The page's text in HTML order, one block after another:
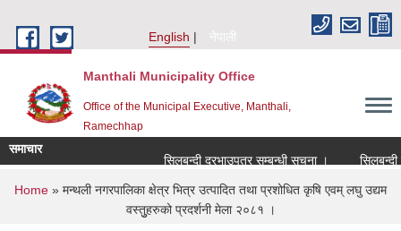
English
नेपाली
Manthali Municipality Office
Office of the Municipal Executive, Manthali,
Ramechhap
समाचार
सिलबन्दी दरभाउपत्र सम्बन्धी सूचना ।
सिलबन्दी
You are here
Home » मन्थली नगरपालिका क्षेत्र भित्र उत्पादित तथा प्रशोधित कृषि एवम् लघु उद्यम
वस्तुुहरुको प्रदर्शनी मेला २०८१ ।